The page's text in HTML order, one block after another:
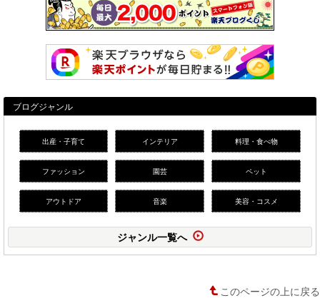
ブログジャンル
出産・子育て インテリア 料理・食べ物
ファッション 園芸 ペット
アウトドア 音楽 美容・コスメ
ジャンル一覧へ
このページの上に戻る